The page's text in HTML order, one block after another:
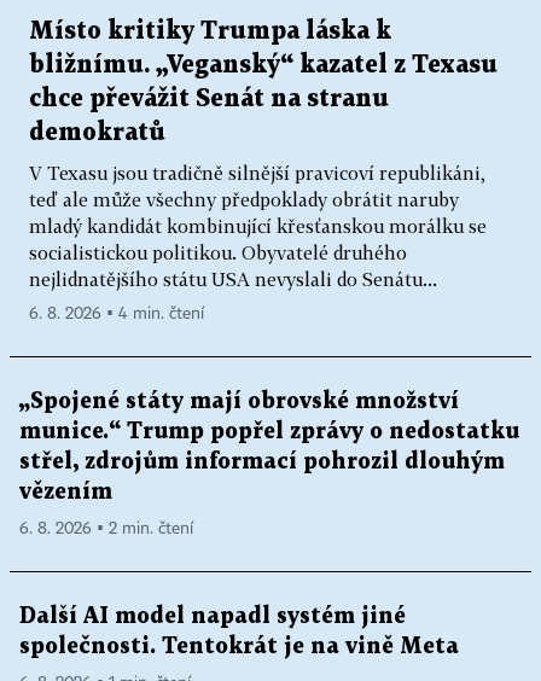
Místo kritiky Trumpa láska k
bližnímu. „Veganský“ kazatel z Texasu
chce převážit Senát na stranu
demokratů
V Texasu jsou tradičně silnější pravicoví republikáni,
teď ale může všechny předpoklady obrátit naruby
mladý kandidát kombinující křesťanskou morálku se
socialistickou politikou. Obyvatelé druhého
nejlidnatějšího státu USA nevyslali do Senátu...
6. 8. 2026 ▪ 4 min. čtení
„Spojené státy mají obrovské množství
munice.“ Trump popřel zprávy o nedostatku
střel, zdrojům informací pohrozil dlouhým
vězením
6. 8. 2026 ▪ 2 min. čtení
Další AI model napadl systém jiné
společnosti. Tentokrát je na vině Meta